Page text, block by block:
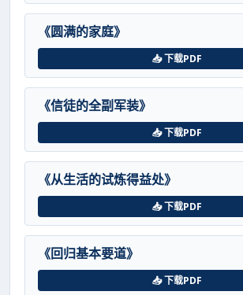
《圆满的家庭》
📥 下载PDF
《信徒的全副军装》
📥 下载PDF
《从生活的试炼得益处》
📥 下载PDF
《回归基本要道》
📥 下载PDF